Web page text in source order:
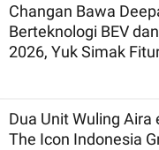
Changan Bawa
Berteknologi BEV
2026, Yuk Simak
Dua Unit Wuling Aira
The Icon Indonesia